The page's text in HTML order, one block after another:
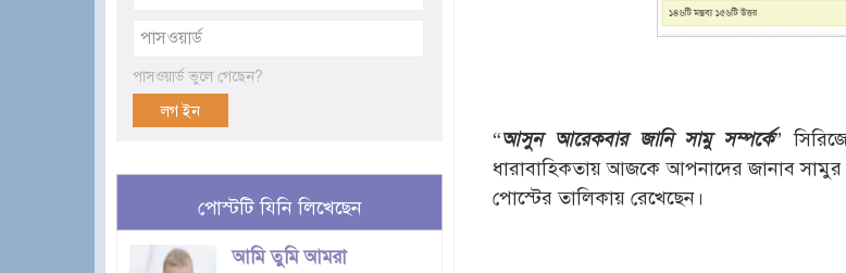
পাসওয়ার্ড ভুলে গেছেন?
পোস্টটি যিনি লিখেছেন
আমি তুমি আমরা
“আসুন আরেকবার জানি সামু সম্পর্কে”
ধারাবাহিকতায় আজকে আপনাদের জানাব সামুর
পোস্টের তালিকায় রেখেছেন।